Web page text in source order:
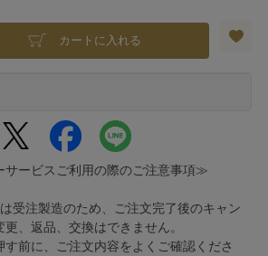
カートに入れる
ービスご利用の際のご注意事項≫
受注製造のため、ご注文完了後のキャン
、返品、交換はできません。
前に、ご注文内容をよくご確認くださ